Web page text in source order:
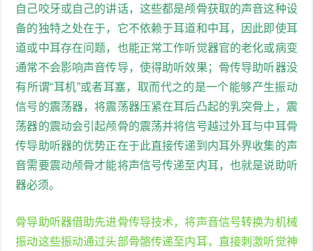
自己咬牙或自己的讲话，这些都是颅骨获取的声音这种设
备的独特之处在于，它不依赖于耳道和中耳，因此即使耳
道或中耳存在问题，也能正常工作听觉器官的老化或病变
通常不会影响声音传导，使得助听效果；骨传导助听器没
有所谓“耳机”或者耳塞，取而代之的是一个能够产生振动
信号的震荡器，将震荡器压紧在耳后凸起的乳突骨上，震
荡器的震动会引起颅骨的震荡并将信号越过外耳与中耳骨
传导助听器的优势正在于此直接传递到内耳外界收集的声
音需要震动颅骨才能将声信号传递至内耳，也就是说助听
器必须。
骨导助听器借助先进骨传导技术，将声音信号转换为机械
振动这些振动通过头部骨骼传递至内耳，直接刺激听觉神